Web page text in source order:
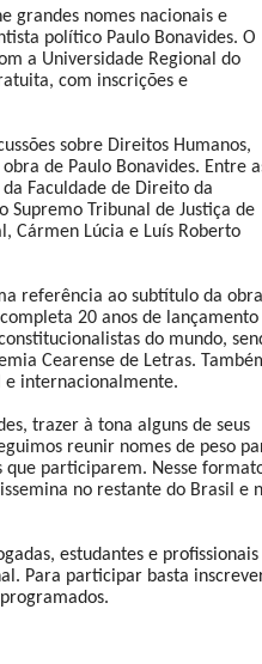
grandes nomes nacionais e
político Paulo Bonavides. O
a Universidade Regional do
com inscrições e
sobre Direitos Humanos,
de Paulo Bonavides. Entre
Faculdade de Direito da
Supremo Tribunal de Justiça de
Cármen Lúcia e Luís Roberto
referência ao subtítulo da obra
20 anos de lançamento
do mundo,
Cearense de Letras.
e internacionalmente.
trazer à tona alguns de seus
reunir nomes de peso
participarem. Nesse
no restante do Brasil e
estudantes e profissionais
Para participar basta